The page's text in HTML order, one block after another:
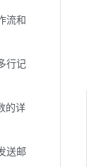
流和
行记
的详
送邮